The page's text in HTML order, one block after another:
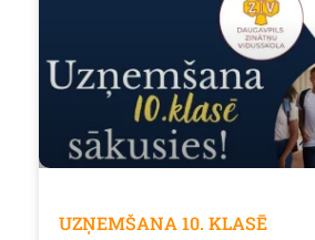
UZŅEMŠANA 10. KLASĒ